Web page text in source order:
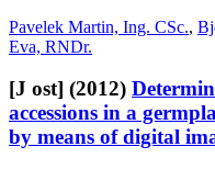
Pavelek Martin, Ing. CSc.,
Eva, RNDr.
[J ost] (2012)
accessions in a
by means of digital